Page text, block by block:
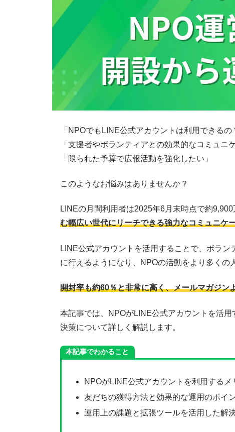
「NPOでもLINE公式アカウントは利用できるの
「支援者やボランティアとの効果的なコミュニ
「限られた予算で広報活動を強化したい」
このようなお悩みはありませんか？
LINEの月間利用者は2025年6月末時点で約9,900
む幅広い世代にリーチできる強力なコミュニケ
LINE公式アカウントを活用することで、ボラ
に行えるようになり、NPOの活動をより多くの
開封率も約60％と非常に高く、メールマガジン
本記事では、NPOがLINE公式アカウントを活
決策について詳しく解説します。
本記事でわかること
NPOがLINE公式アカウントを利用する
友だちの獲得方法と効果的な運用のポイ
運用上の課題と拡張ツールを活用した解